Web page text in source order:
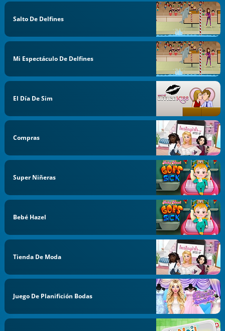
Salto De Delfines
Mi Espectáculo De Delfines
El Día De Sim
Compras
Super Niñeras
Bebé Hazel
Tienda De Moda
Juego De Planifición Bodas